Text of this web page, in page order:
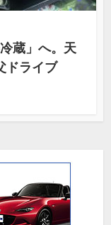
蔵」へ。天
ドライブ